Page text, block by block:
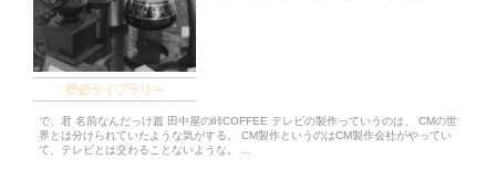
映像ライブラリー
で、君 名前なんだっけ篇 田中屋の峠COFFEE テレビの製作っていうのは、 CMの世
界とは分けられていたような気がする。 CM製作というのはCM製作会社がやってい
て、テレビとは交わることないような。 ...